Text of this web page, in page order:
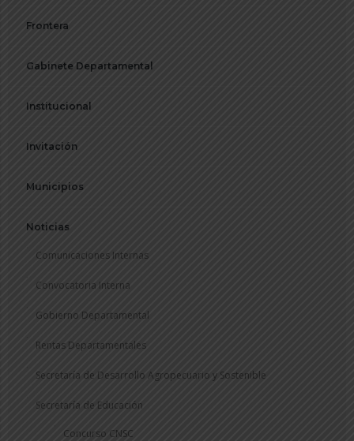
Frontera
Gabinete Departamental
Institucional
Invitación
Municipios
Noticias
Comunicaciones Internas
Convocatoria Interna
Gobierno Departamental
Rentas Departamentales
Secretaría de Desarrollo Agropecuario y Sostenible
Secretaría de Educación
Concurso CNSC